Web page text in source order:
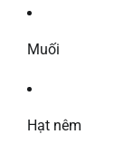
Muối
Hạt nêm